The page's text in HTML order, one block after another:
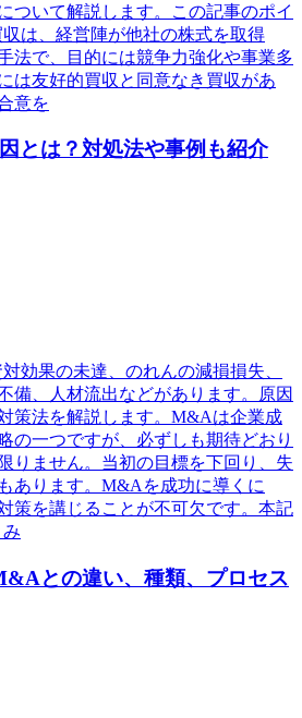
ついて解説します。この記事のポイ
は、経営陣が他社の株式を取得
法で、目的には競争力強化や事業多
は友好的買収と同意なき買収があ
意を
とは？対処法や事例も紹介
効果の未達、のれんの減損損失、
備、人材流出などがあります。原因
策法を解説します。M&Aは企業成
の一つですが、必ずしも期待どおり
りません。当初の目標を下回り、失
あります。M&Aを成功に導くに
策を講じることが不可欠です。本記
との違い、種類、プロセス